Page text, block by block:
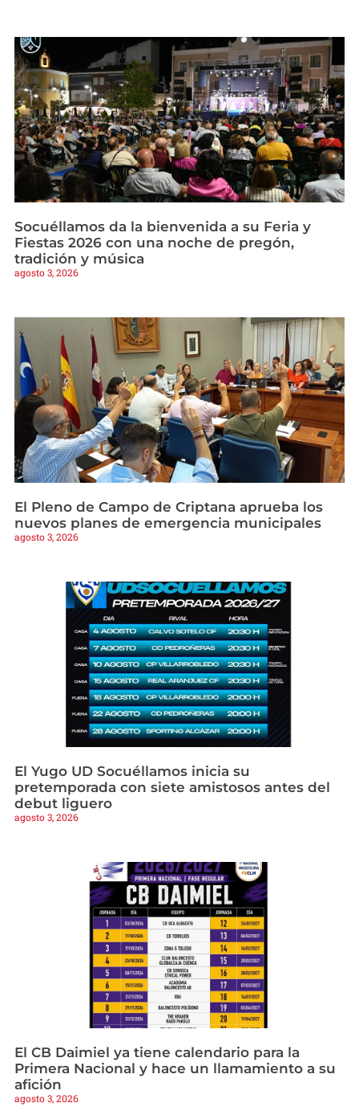
Socuéllamos da la bienvenida a su Feria y
Fiestas 2026 con una noche de pregón,
tradición y música
agosto 3, 2026
El Pleno de Campo de Criptana aprueba los
nuevos planes de emergencia municipales
agosto 3, 2026
El Yugo UD Socuéllamos inicia su
pretemporada con siete amistosos antes del
debut liguero
agosto 3, 2026
El CB Daimiel ya tiene calendario para la
Primera Nacional y hace un llamamiento a su
afición
agosto 3, 2026